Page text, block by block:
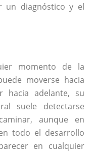
un diagnóstico y el
momento de la
moverse hacia
adelante, su
suele detectarse
aunque en
todo el desarrollo
en cualquier